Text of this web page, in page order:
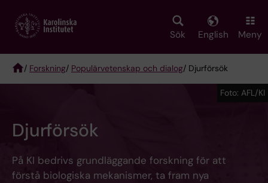
main
Sök English Meny
Breadcrumb
/ Forskning/ Populärvetenskap och dialog/ Djurförsök
Djurförsök
På KI bedrivs grundläggande forskning för att
förstå biologiska mekanismer, ta fram nya
Foto: AFL/KI